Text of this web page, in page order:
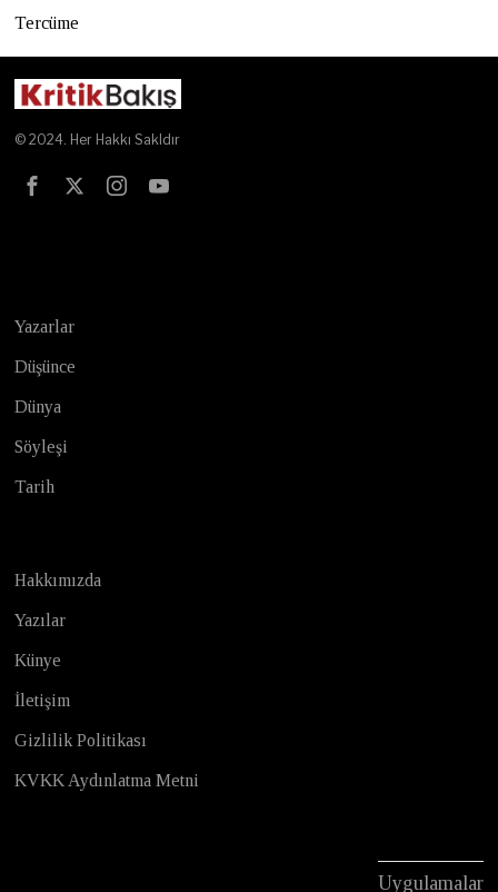
Tercüme
© 2024. Her Hakkı Sakldır
Yazarlar
Düşünce
Dünya
Söyleşi
Tarih
Hakkımızda
Yazılar
Künye
İletişim
Gizlilik Politikası
KVKK Aydınlatma Metni
Uygulamalar